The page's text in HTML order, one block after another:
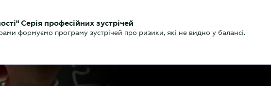
Календар Актуально
Серія професійних зустрічей
формуємо програму зустрічей про ризики, які не видно у балансі.